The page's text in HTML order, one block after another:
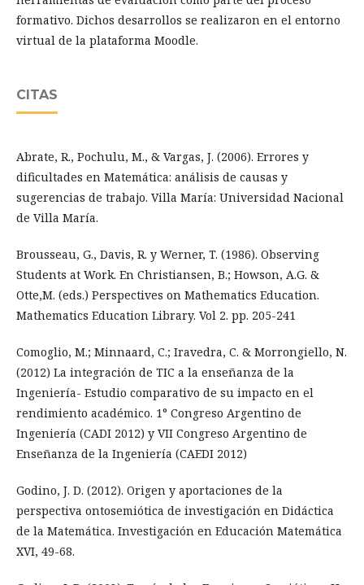
formativo. Dichos desarrollos se realizaron en el entorno
virtual de la plataforma Moodle.
CITAS
Abrate, R., Pochulu, M., & Vargas, J. (2006). Errores y
dificultades en Matemática: análisis de causas y
sugerencias de trabajo. Villa María: Universidad Nacional
de Villa María.
Brousseau, G., Davis, R. y Werner, T. (1986). Observing
Students at Work. En Christiansen, B.; Howson, A.G. &
Otte,M. (eds.) Perspectives on Mathematics Education.
Mathematics Education Library. Vol 2. pp. 205-241
Comoglio, M.; Minnaard, C.; Iravedra, C. & Morrongiello, N.
(2012) La integración de TIC a la enseñanza de la
Ingeniería- Estudio comparativo de su impacto en el
rendimiento académico. 1° Congreso Argentino de
Ingeniería (CADI 2012) y VII Congreso Argentino de
Enseñanza de la Ingeniería (CAEDI 2012)
Godino, J. D. (2012). Origen y aportaciones de la
perspectiva ontosemiótica de investigación en Didáctica
de la Matemática. Investigación en Educación Matemática
XVI, 49-68.